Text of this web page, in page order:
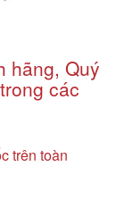
hãng, Quý
các
trên toàn